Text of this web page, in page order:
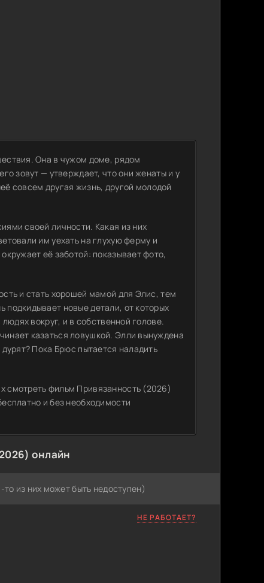
Она в чужом доме, рядом
зовут — утверждает, что они женаты и у
совсем другая жизнь, другой молодой
своей личности. Какая из них
им уехать на глухую ферму и
её заботой: показывает фото,
и стать хорошей мамой для Элис, тем
новые детали, от которых
вокруг, и в собственной голове.
казаться ловушкой. Элли вынуждена
Пока Брюс пытается наладить
смотреть фильм Привязанность (2026)
и без необходимости
онлайн
из них может быть недоступен)
НЕ РАБОТАЕТ?